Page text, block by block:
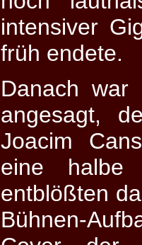
intensiver
früh endete.
Danach war
angesagt,
Joacim
eine halbe
entblößten
Bühnen-